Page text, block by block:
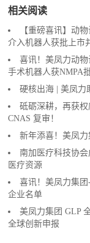
相关阅读
【重磅喜讯】动
介入机器人获批上市
喜讯！美凤力动
手术机器人获NMPA
硬核出海 | 美凤力
砥砺深耕，再获
CNAS 复审！
新年添喜！美凤力
南加医疗科技协
医疗资源
喜讯！美凤力集
企业名单
美凤力集团 GLP
全球创新申报